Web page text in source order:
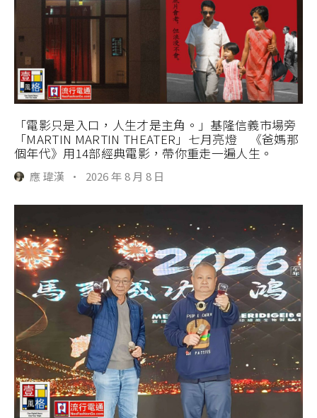
「電影只是入口，人生才是主角。」基隆信義市場旁
「MARTIN MARTIN THEATER」七月亮燈 《爸媽那
個年代》用14部經典電影，帶你重走一遍人生。
應 瑋漢 · 2026 年 8 月 8 日